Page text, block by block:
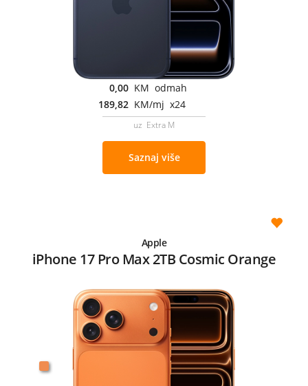
0,00 KM odmah
189,82 KM/mj x24
uz Extra M
Saznaj više
Apple
iPhone 17 Pro Max 2TB Cosmic Orange